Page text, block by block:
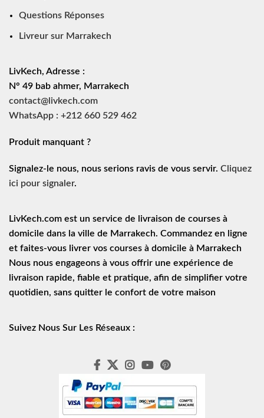
Questions Réponses
Livreur sur Marrakech
LivKech, Adresse :
N° 49 bab ahmer, Marrakech
contact@livkech.com
WhatsApp : +212 660 529 462
Produit manquant ?
Signalez-le nous, nous serions ravis de vous servir. Cliquez
ici pour signaler.
LivKech.com est un service de
livraison de courses à
domicile dans la ville de Marrakech. Commandez en ligne
et faites-vous livrer vos courses à domicile à Marrakech
Nous nous engageons à vous offrir une expérience de
livraison rapide, fiable et pratique, afin de simplifier votre
quotidien, sans quitter le confort de votre maison
Suivez Nous Sur Les Réseaux :